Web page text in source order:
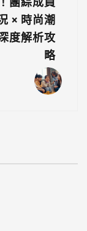
× 時尚潮
度解析攻
略